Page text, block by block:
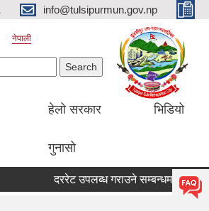
info@tulsipurmun.gov.np
नेपाली
हेलो सरकार
गुनासो
भिडियो
दररेट उपलब्ध गराउने सम्बन्धमा सरुवा